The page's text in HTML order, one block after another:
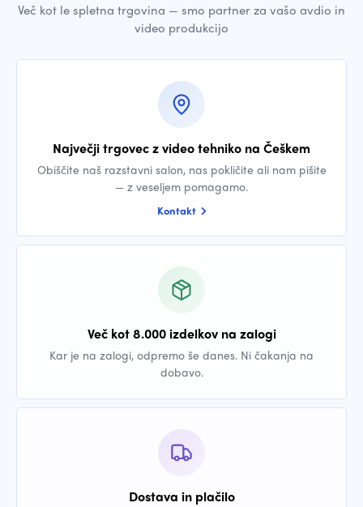
Več kot le spletna trgovina — smo partner za vašo avdio in
video produkcijo
Največji trgovec z video tehniko na Češkem
Obiščite naš razstavni salon, nas pokličite ali nam pišite
— z veseljem pomagamo.
Kontakt
Več kot 8.000 izdelkov na zalogi
Kar je na zalogi, odpremo še danes. Ni čakanja na
dobavo.
Dostava in plačilo